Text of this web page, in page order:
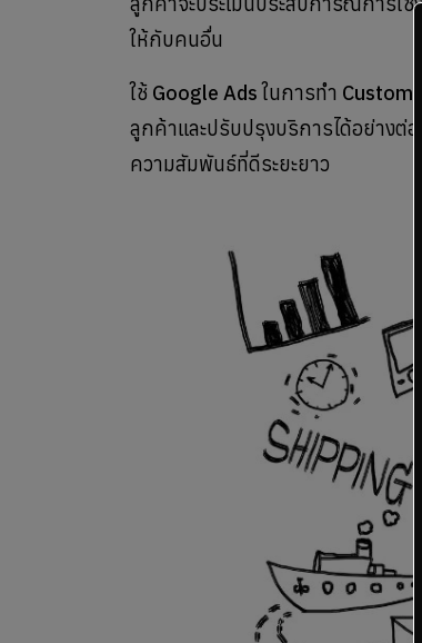
ให้กับคนอื่น
ใช้ Google Adsในการทำ
ลูกค้าและปรับปรุงบริการได้อย่างต่อ
ความสัมพันธ์ที่ดีระยะยาว